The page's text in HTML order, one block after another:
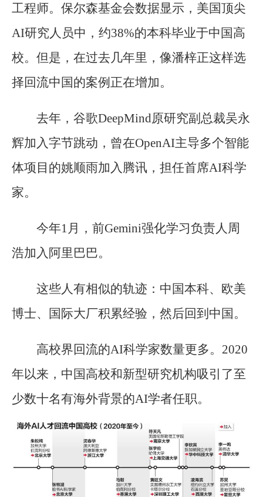
工程师。保尔森基金会数据显示，美国顶尖
AI研究人员中，约38%的本科毕业于中国高
校。但是，在过去几年里，像潘梓正这样选
择回流中国的案例正在增加。
去年，谷歌DeepMind原研究副总裁吴永
辉加入字节跳动，曾在OpenAI主导多个智能
体项目的姚顺雨加入腾讯，担任首席AI科学
家。
今年1月，前Gemini强化学习负责人周
浩加入阿里巴巴。
这些人有相似的轨迹：中国本科、欧美
博士、国际大厂积累经验，然后回到中国。
高校界回流的AI科学家数量更多。2020
年以来，中国高校和新型研究机构吸引了至
少数十名有海外背景的AI学者任职。